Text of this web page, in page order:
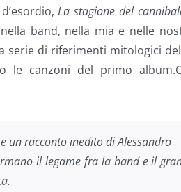
La stagione del
band, nella mia e nelle
serie di riferimenti mitologici
le canzoni del primo
un racconto inedito di Alessandro
il legame fra la band e il